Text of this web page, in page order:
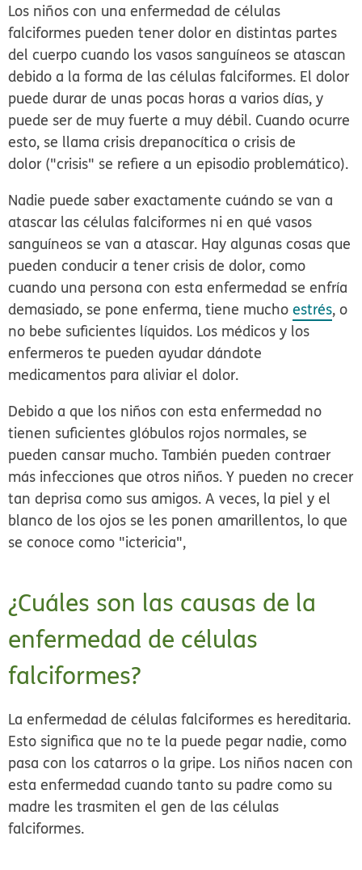
Los niños con una enfermedad de células
falciformes pueden tener dolor en distintas partes
del cuerpo cuando los vasos sanguíneos se atascan
debido a la forma de las células falciformes. El dolor
puede durar de unas pocas horas a varios días, y
puede ser de muy fuerte a muy débil. Cuando ocurre
esto, se llama crisis drepanocítica ocrisis de
dolor ("crisis" se refiere a un episodio problemático).
Nadie puede saber exactamente cuándo se van a
atascar las células falciformes ni en qué vasos
sanguíneos se van a atascar. Hay algunas cosas que
pueden conducir a tener crisis de dolor, como
cuando una persona con esta enfermedad se enfría
demasiado, se pone enferma, tiene muchoestrés, o
no bebe suficientes líquidos. Los médicos y los
enfermeros te pueden ayudar dándote
medicamentos para aliviar el dolor.
Debido a que los niños con esta enfermedad no
tienen suficientes glóbulos rojos normales, se
pueden cansar mucho. También pueden contraer
más infecciones que otros niños. Y pueden no crecer
tan deprisa como sus amigos. A veces, la piel y el
blanco de los ojos se les ponen amarillentos, lo que
se conoce como "ictericia",
¿Cuáles son las causas de la
enfermedad de células
falciformes?
La enfermedad de células falciformes es hereditaria.
Esto significa que no te la puede pegar nadie, como
pasa con los catarros o la gripe. Los niños nacen con
esta enfermedad cuando tanto su padre como su
madre les trasmiten el gen de las células
falciformes.